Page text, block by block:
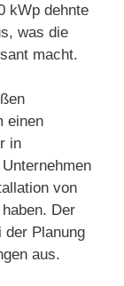
kWp dehnte
was die
macht.
einen
in
von
Der
der Planung
aus.